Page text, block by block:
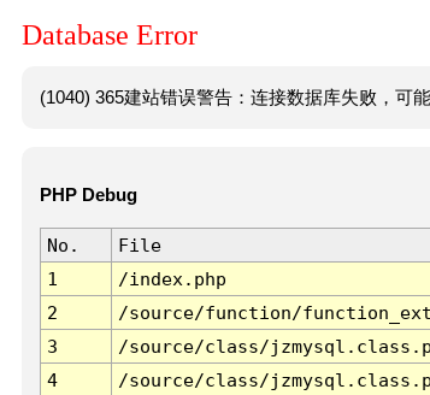
Database Error
(1040) 365建站错误警告：连接数据库失败，可
PHP Debug
No. File
1
/index.php
2
/source/function/
3
/source/class/
4
/source/class/